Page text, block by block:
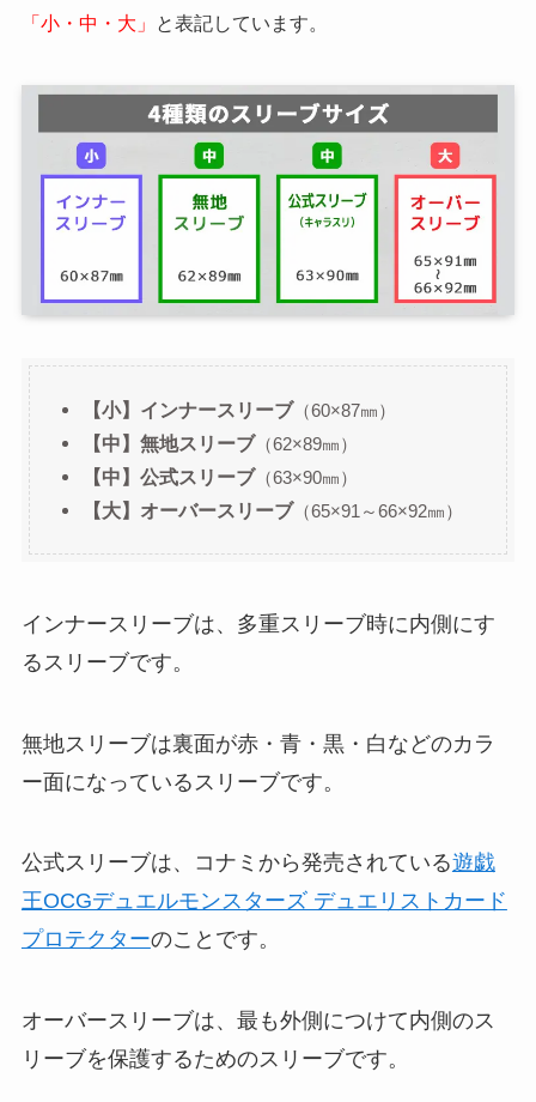
「小・中・大」
と表記しています。
【小】インナースリーブ（60×87㎜）
【中】無地スリーブ（62×89㎜）
【中】公式スリーブ（63×90㎜）
【大】オーバースリーブ（65×91～66×92㎜）
インナースリーブは、多重スリーブ時に内側にす
るスリーブです。
無地スリーブは裏面が赤・青・黒・白などのカラ
ー面になっているスリーブです。
公式スリーブは、コナミから発売されている遊戯
王OCGデュエルモンスターズ デュエリストカード
プロテクターのことです。
オーバースリーブは、最も外側につけて内側のス
リーブを保護するためのスリーブです。